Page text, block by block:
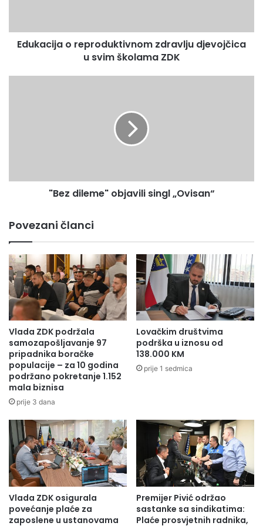
ZDK
Edukacija o reproduktivnom zdravlju djevojčica
u svim školama ZDK
"Bez dileme" objavili singl „Ovisan“
Povezani članci
Vlada ZDK podržala
samozapošljavanje 97
pripadnika boračke
populacije – za 10 godina
podržano pokretanje 1.152
mala biznisa
prije 3 dana
Lovačkim društvima
podrška u iznosu od
138.000 KM
prije 1 sedmica
Vlada ZDK osigurala
povećanje plaće za
zaposlene u ustanovama
Premijer Pivić održao
sastanke sa sindikatima:
Plaće prosvjetnih radnika,